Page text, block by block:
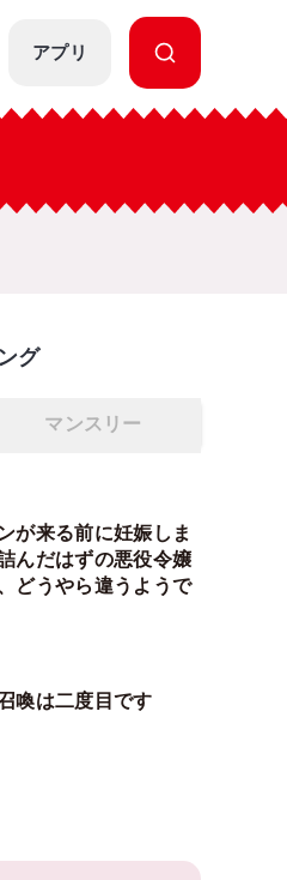
アプリ
グ
マンスリー
が来る前に妊娠しま
んだはずの悪役令嬢
どうやら違うようで
喚は二度目です